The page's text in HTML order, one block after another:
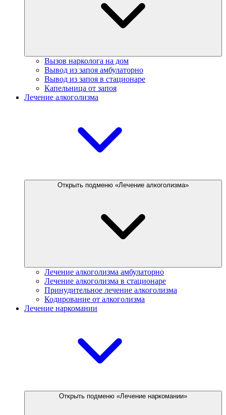
Вызов нарколога на дом
Вывод из запоя амбулаторно
Вывод из запоя в стационаре
Капельница от запоя
Лечение алкоголизма
Открыть подменю «Лечение алкоголизма»
Лечение алкоголизма амбулаторно
Лечение алкоголизма в стационаре
Принудительное лечение алкоголизма
Кодирование от алкоголизма
Лечение наркомании
Открыть подменю «Лечение наркомании»